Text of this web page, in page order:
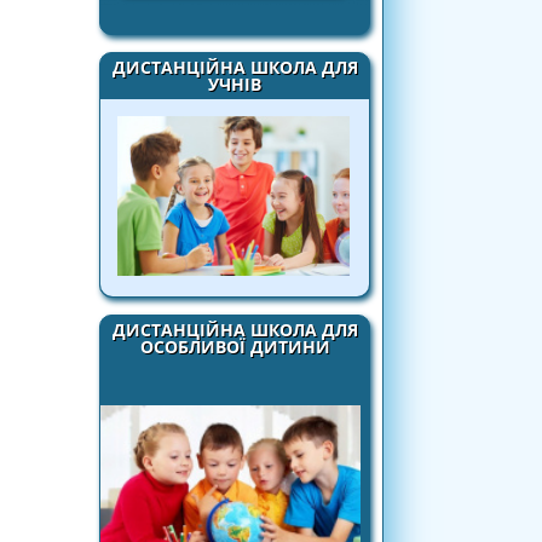
ДИСТАНЦІЙНА ШКОЛА ДЛЯ
УЧНІВ
ДИСТАНЦІЙНА ШКОЛА ДЛЯ
ОСОБЛИВОЇ ДИТИНИ